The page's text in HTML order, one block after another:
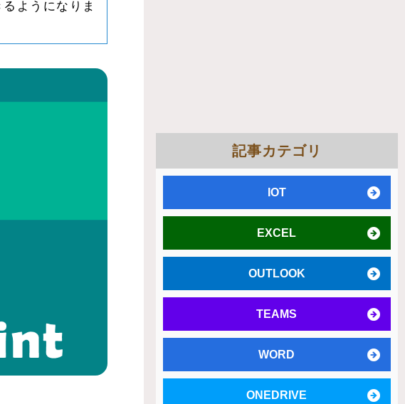
ようになりま
記事カテゴリ
IOT
EXCEL
OUTLOOK
TEAMS
WORD
ONEDRIVE